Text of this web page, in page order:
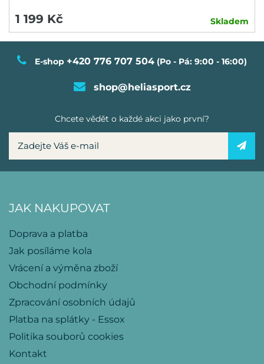
1 199 Kč Skladem
E-shop +420 776 707 504 (Po - Pá: 9:00 - 16:00)
shop@heliasport.cz
Chcete vědět o každé akci jako první?
JAK NAKUPOVAT
Doprava a platba
Jak posíláme kola
Vrácení a výměna zboží
Obchodní podmínky
Zpracování osobních údajů
Platba na splátky - Essox
Politika souborů cookies
Kontakt